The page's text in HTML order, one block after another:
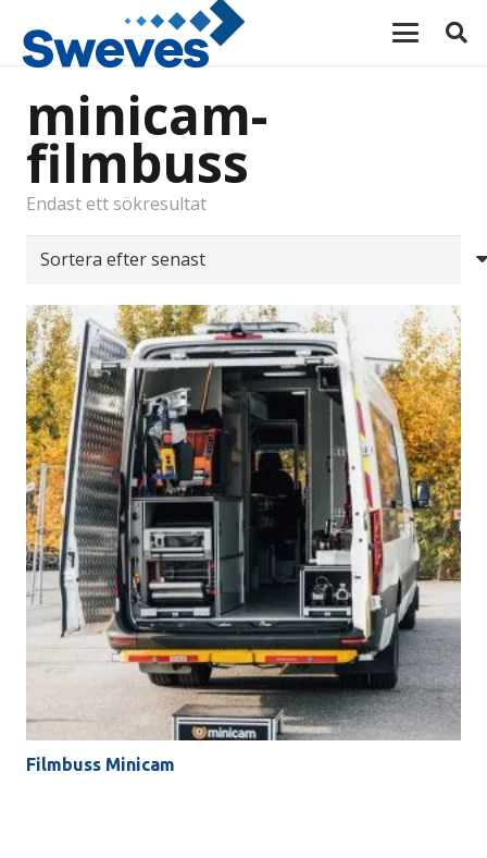
minicam-
filmbuss
Endast ett sökresultat
Filmbuss Minicam